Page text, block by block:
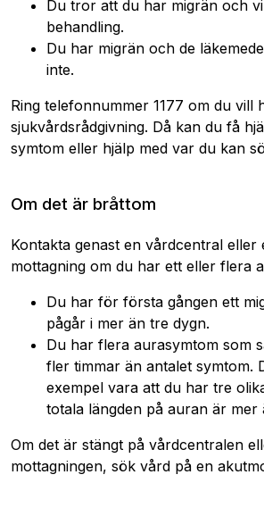
Du tror att du har migrän och
behandling.
Du har migrän och de
inte.
Ring telefonnummer 1177 om du vill
sjukvårdsrådgivning. Då kan du få
symtom eller hjälp med var du kan
Om det är bråttom
Kontakta genast en vårdcentral eller
mottagning om du har ett eller flera
Du har för första gången ett
pågår i mer än tre dygn.
Du har flera aurasymtom som
fler timmar än antalet symtom.
exempel vara att du har tre
totala längden på auran är mer
Om det är stängt på vårdcentralen
mottagningen, sök vård på en